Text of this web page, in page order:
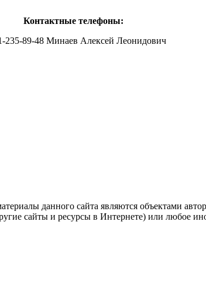
Контактные телефоны:
235-89-48 Минаев Алексей Леонидович
данного сайта являются объектами
сайты и ресурсы в Интернете) или любое